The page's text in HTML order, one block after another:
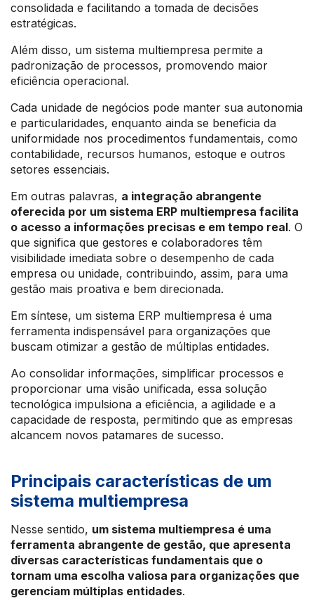
consolidada e facilitando a tomada de decisões
estratégicas.
Além disso, um sistema multiempresa permite a
padronização de processos, promovendo maior
eficiência operacional.
Cada unidade de negócios pode manter sua autonomia
e particularidades, enquanto ainda se beneficia da
uniformidade nos procedimentos fundamentais, como
contabilidade, recursos humanos, estoque e outros
setores essenciais.
Em outras palavras, a integração abrangente
oferecida por um sistema ERP multiempresa facilita
o acesso a informações precisas e em tempo real. O
que significa que gestores e colaboradores têm
visibilidade imediata sobre o desempenho de cada
empresa ou unidade, contribuindo, assim, para uma
gestão mais proativa e bem direcionada.
Em síntese, um sistema ERP multiempresa é uma
ferramenta indispensável para organizações que
buscam otimizar a gestão de múltiplas entidades.
Ao consolidar informações, simplificar processos e
proporcionar uma visão unificada, essa solução
tecnológica impulsiona a eficiência, a agilidade e a
capacidade de resposta, permitindo que as empresas
alcancem novos patamares de sucesso.
Principais características de um
sistema multiempresa
Nesse sentido, um sistema multiempresa é uma
ferramenta abrangente de gestão, que apresenta
diversas características fundamentais que o
tornam uma escolha valiosa para organizações que
gerenciam múltiplas entidades.